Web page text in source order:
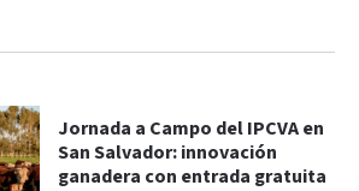
Jornada a Campo del IPCVA en
San Salvador: innovación
ganadera con entrada gratuita